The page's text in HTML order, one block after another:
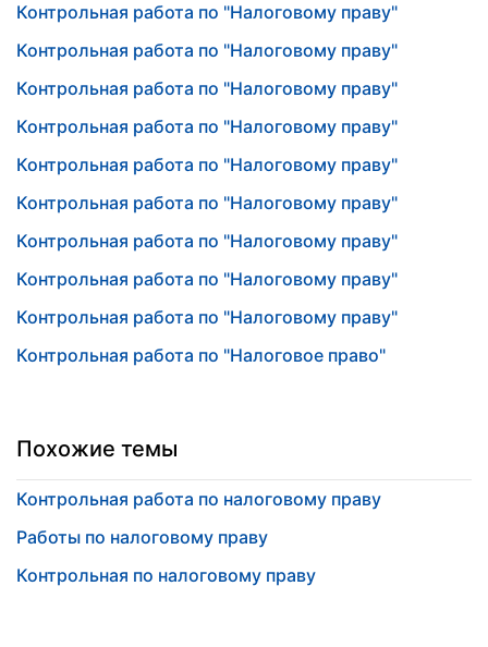
Контрольная работа по "Налоговому праву"
Контрольная работа по "Налоговому праву"
Контрольная работа по "Налоговому праву"
Контрольная работа по "Налоговому праву"
Контрольная работа по "Налоговому праву"
Контрольная работа по "Налоговому праву"
Контрольная работа по "Налоговому праву"
Контрольная работа по "Налоговому праву"
Контрольная работа по "Налоговому праву"
Контрольная работа по "Налоговое право"
Похожие темы
Контрольная работа по налоговому праву
Работы по налоговому праву
Контрольная по налоговому праву